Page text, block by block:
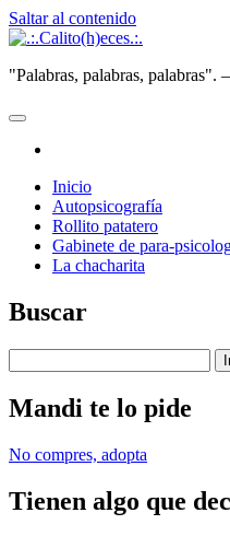
Saltar al contenido
.:.Calito(h)eces.:.
"Palabras, palabras,
abrir
principal
Inicio
Autopsicografía
Rollito patatero
Gabinete de para-
La chacharita
Barra
Buscar
Mandi te lo pide
No compres, adopta
Tienen algo que